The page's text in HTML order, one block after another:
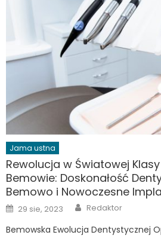
Jama ustna
Rewolucja w Światowej
Bemowie: Doskonałość
Bemowo i Nowoczesne
Posted
on
29 sie, 2023 Author
Redaktor
Bemowska Ewolucja Dentystycznej